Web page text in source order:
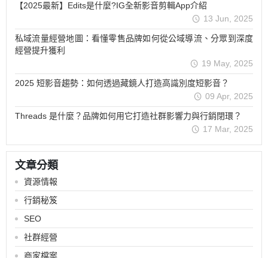
【2025最新】Edits是什麼?IG全新影音剪輯App介紹
13 Jun, 2025
私域流量經營地圖：看懂零售品牌如何從公域導流、分眾到深度
經營提升獲利
19 May, 2025
2025 短影音趨勢：如何透過藏鏡人打造高識別度短影音？
09 Apr, 2025
Threads 是什麼？品牌如何用它打造社群影響力與行銷閉環？
17 Mar, 2025
文章分類
資源情報
行銷秘笈
SEO
社群經營
商家檔案